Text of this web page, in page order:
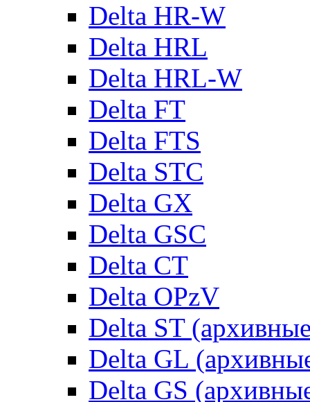
Delta HR-W
Delta HRL
Delta HRL-W
Delta FT
Delta FTS
Delta STC
Delta GX
Delta GSC
Delta CT
Delta OPzV
Delta ST
Delta GL
Delta GS